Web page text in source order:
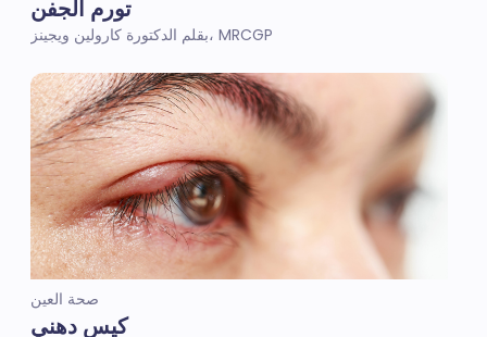
تورم الجفن
بقلم الدكتورة كارولين ويجينز، MRCGP
صحة العين
كيس دهني